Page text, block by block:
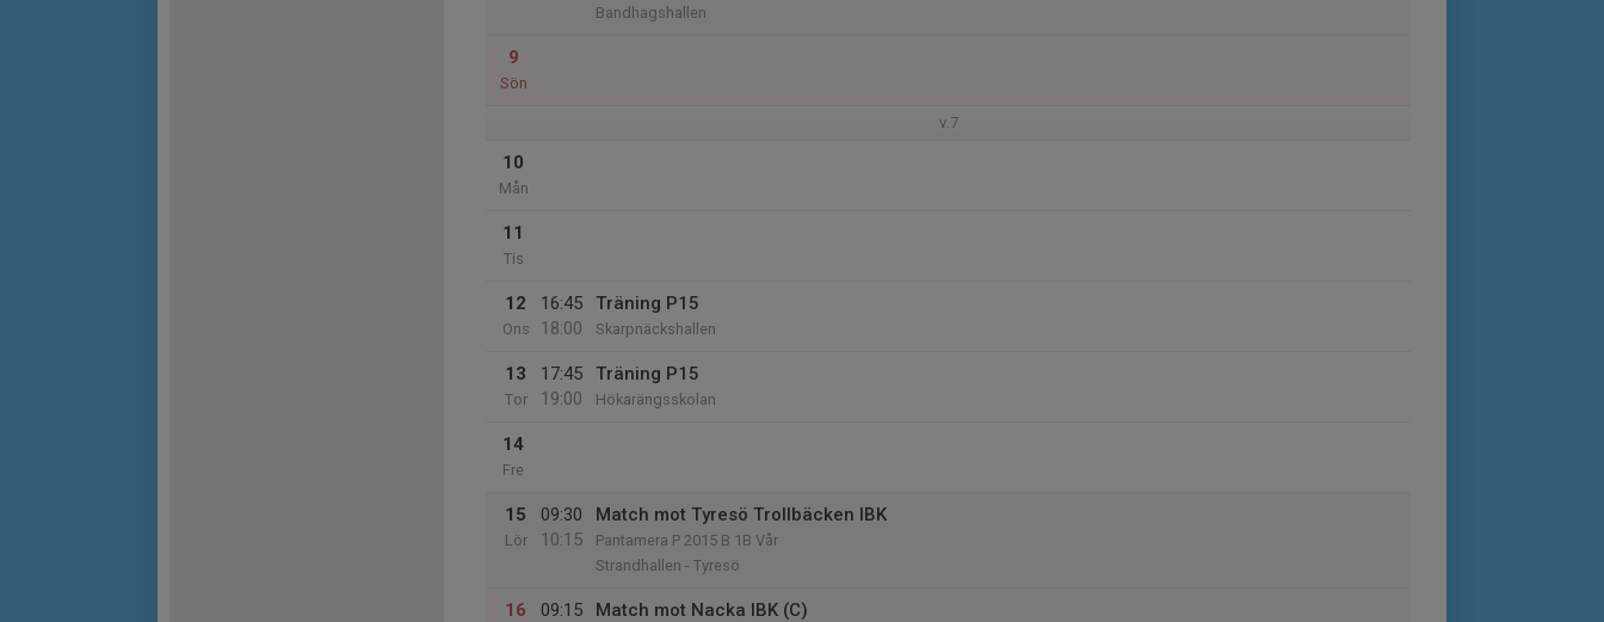
Bandhagshallen
9
Sön
v.7
10
Mån
11
Tis
12
Ons
16:45
18:00
Träning P15
Skarpnäckshallen
13
Tor
17:45
19:00
Träning P15
Hökarängsskolan
14
Fre
15
Lör
09:30
10:15
Match mot Tyresö Trollbäcken IBK
Pantamera P 2015 B 1B Vår
Strandhallen - Tyresö
16
09:15
Match mot Nacka IBK (C)